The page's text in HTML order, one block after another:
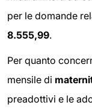
per le domande
8.555,99.
Per quanto
mensile di
preadottivi e le